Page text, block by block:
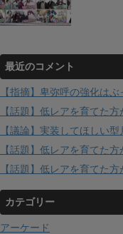
最近のコメント
【指摘】卑弥呼の強化は
【話題】低レアを育てた
【議論】実装してほしい
【話題】低レアを育てた
【話題】低レアを育てた
カテゴリー
アーケード